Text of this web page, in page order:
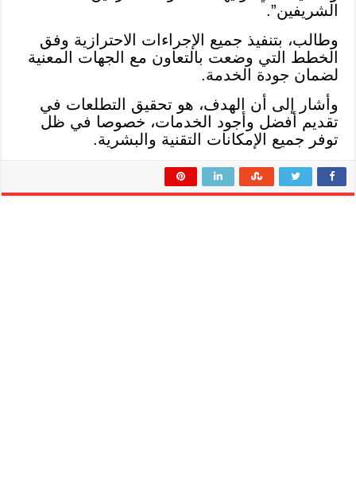
الشريفين”.
وطالب، بتنفيذ جميع الإجراءات الاحترازية وفق
الخطط التي وضعت بالتعاون مع الجهات المعنية
لضمان جودة الخدمة.
وأشار إلى أن الهدف، هو تحقيق التطلعات في
تقديم أفضل وأجود الخدمات، خصوصا في ظل
توفر جميع الإمكانات التقنية والبشرية.